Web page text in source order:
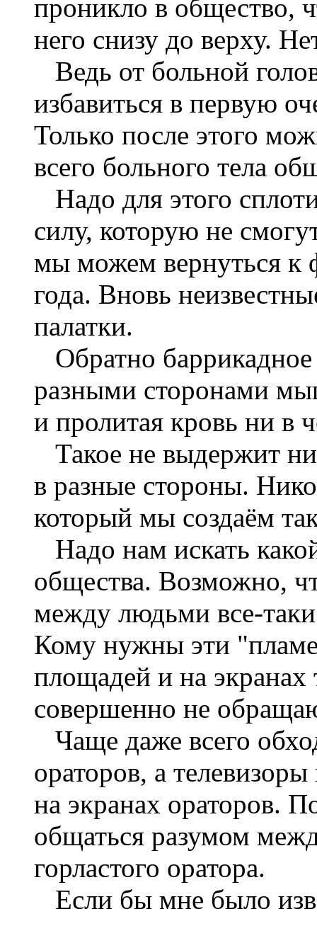
проникло в общество,
него снизу до верху.
Ведь от больной
избавиться в первую
Только после этого
всего больного тела
Надо для этого
силу, которую не
мы можем вернуться к
года. Вновь
палатки.
Обратно
разными сторонами
и пролитая кровь ни в
Такое не выдержит
в разные стороны.
который мы создаём
Надо нам искать
общества. Возможно,
между людьми все-
Кому нужны эти
площадей и на экранах
совершенно не
Чаще даже всего
ораторов, а
на экранах ораторов.
общаться разумом
горластого оратора.
Если бы мне было